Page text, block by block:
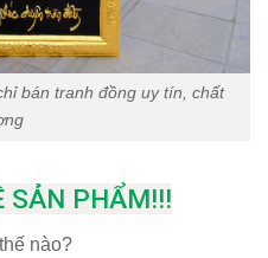
bán tranh đồng uy tín, chất
SẢN PHẨM!!!
nào?